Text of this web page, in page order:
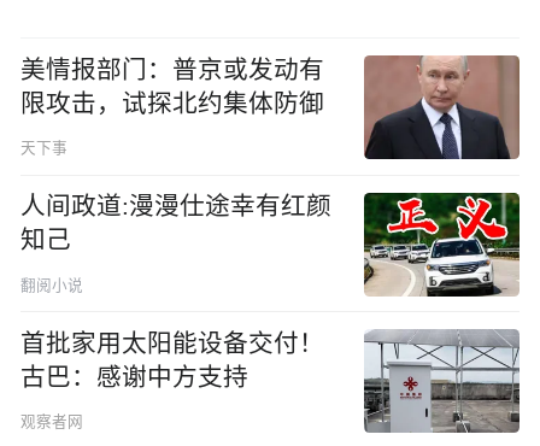
美情报部门：普京或发动有
限攻击，试探北约集体防御
天下事
人间政道:漫漫仕途幸有红颜
知己
翻阅小说
首批家用太阳能设备交付！
古巴：感谢中方支持
观察者网